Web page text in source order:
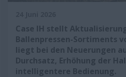
Case IH stellt
Ballenpressen-Sortiments
liegt bei den Neuerungen
Durchsatz, Erhöhung der
intelligentere Bedienung.